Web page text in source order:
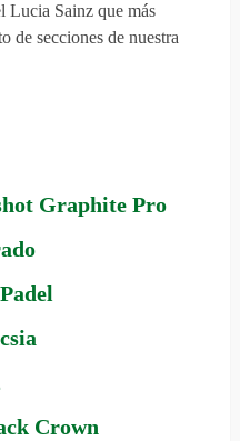
Lucia Sainz que más
de secciones de nuestra
Graphite Pro
Crown